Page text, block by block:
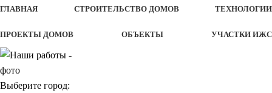
ГЛАВНАЯ СТРОИТЕЛЬСТВО ДОМОВ ТЕХНОЛОГИИ
ПРОЕКТЫ ДОМОВ ОБЪЕКТЫ УЧАСТКИ ИЖС
Выберите город: